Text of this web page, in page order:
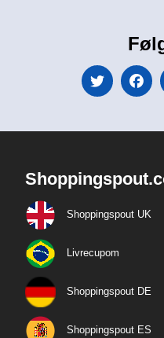
Shoppingspout UK
Livrecupom
Shoppingspout DE
Shoppingspout ES